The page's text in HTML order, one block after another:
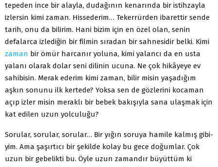
tepeden ince bir alayla, dudağının kenarında bir istihzayla
izlersin kimi za­man. Hissederim… Tekerrürden ibarettir sende
tarih, onu da bi­lirim. Hani bizim için en özel olan, senin
defalarca izlediğin bir filmin sıradan bir sahnesidir belki. Kimi
zaman bir ömür harca­nır yoluna, kimi yalancı da en usta
yalanı olarak dolar seni dili­nin ucuna. Ne çok hikâyeye ev
sahibisin. Merak ederim kimi za­man, bilir misin yaşadığım
aşkın sonunu ilk kertede? Yoksa sen de gözlerini kocaman
açıp izler misin meraklı bir bebek bakışıyla sana ulaşmak için
kat edilen uzun yolculuğu?
Sorular, sorular, sorular… Bir yığın soruya hamile kalmış gibi­
yim. Ama şaşırtıcı bir şekilde kolay bu gece doğumlar. Çok
uzun bir gebelikti bu. Öyle uzun zamandır büyüttüm ki